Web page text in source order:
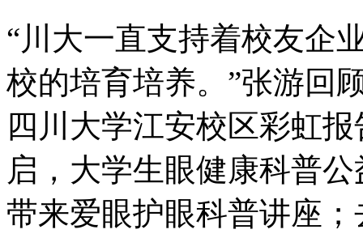
“川大一直支持着校友企
校的培育培养。”张游回
四川大学江安校区彩虹
启，大学生眼健康科普
带来爱眼护眼科普讲座